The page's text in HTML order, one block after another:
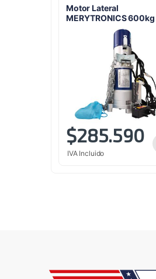
Motor Lateral
MERYTRONICS
$285.590
IVA Incluido